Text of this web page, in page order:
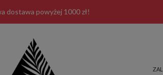
dostawa powyżej 1000 zł!